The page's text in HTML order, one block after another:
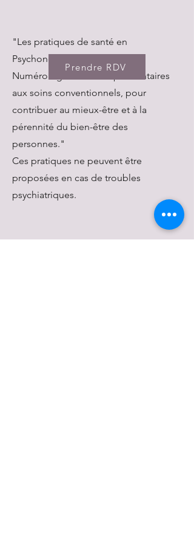
"Les pratiques de santé en
Psychonomie, Hypnose et
Numérologie sont complémentaires
aux soins conventionnels, pour
contribuer au mieux-être et à la
pérennité du bien-être des
personnes."
Ces pratiques ne peuvent être
proposées en cas de troubles
psychiatriques.
Prendre RDV